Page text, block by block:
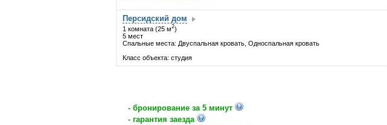
Персидский дом
1 комната (25 м2)
5 мест
Спальные места: Двуспальная кровать, Односпальная кровать
Класс объекта: студия
- бронирование за 5 минут
- гарантия заезда